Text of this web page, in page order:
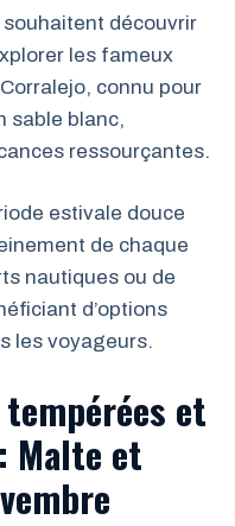
découvrir
les fameux
connu pour
sable blanc,
ressourçantes.
estivale douce
de chaque
nautiques ou de
d’options
les voyageurs.
et
Malte et